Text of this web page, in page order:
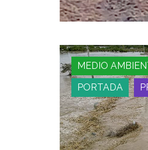
MEDIO
PORTADA